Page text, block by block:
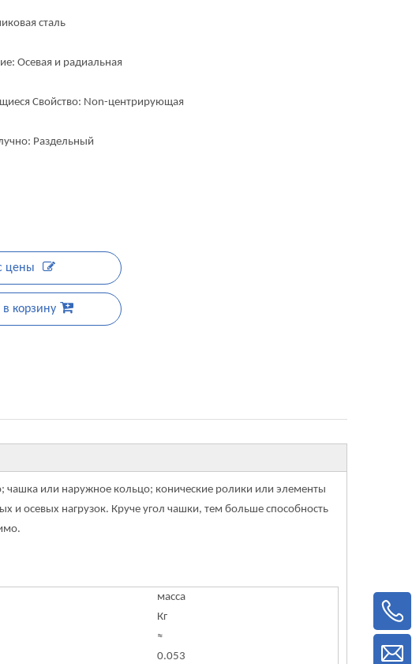
сталь
Осевая и радиальная
Свойство: Non-центрирующая
Раздельный
цены
корзину
чашка или наружное кольцо; конические ролики или элементы
и осевых нагрузок. Круче угол чашки, тем больше способность
масса
Кг
≈
0.053